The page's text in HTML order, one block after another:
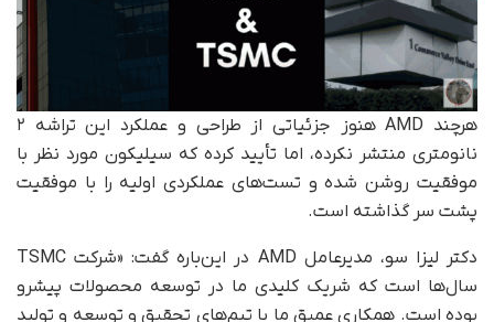
هرچند AMD هنوز جزئیاتی از طراحی و عملکرد این تراشه ۲
نانومتری منتشر نکرده، اما تأیید کرده که سیلیکون مورد نظر با
موفقیت روشن شده و تست‌های عملکردی اولیه را با موفقیت
پشت سر گذاشته است.
دکتر لیزا سو، مدیرعامل AMD در این‌باره گفت: «شرکت TSMC
سال‌ها است که شریک کلیدی ما در توسعه محصولات پیشرو
بوده است. همکاری عمیق ما با تیم‌های تحقیق و توسعه و تولید